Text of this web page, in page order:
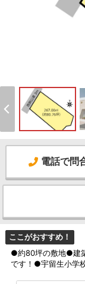
電話で問
ここがおすすめ！
●約80坪の敷地●建
です！●宇留生小学